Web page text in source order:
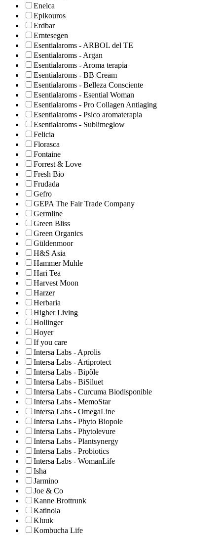
Enelca
Epikouros
Erdbar
Erntesegen
Esentialaroms - ARBOL del TE
Esentialaroms - Argan
Esentialaroms - Aroma terapia
Esentialaroms - BB Cream
Esentialaroms - Belleza Consciente
Esentialaroms - Esential Woman
Esentialaroms - Pro Collagen Antiaging
Esentialaroms - Psico aromaterapia
Esentialaroms - Sublimeglow
Felicia
Florasca
Fontaine
Forrest & Love
Fresh Bio
Frudada
Gefro
GEPA The Fair Trade Company
Germline
Green Bliss
Green Organics
Güldenmoor
H&S Asia
Hammer Muhle
Hari Tea
Harvest Moon
Harzer
Herbaria
Higher Living
Hollinger
Hoyer
If you care
Intersa Labs - Aprolis
Intersa Labs - Artiprotect
Intersa Labs - Bipôle
Intersa Labs - BiSiluet
Intersa Labs - Curcuma Biodisponible
Intersa Labs - MemoStar
Intersa Labs - OmegaLine
Intersa Labs - Phyto Biopole
Intersa Labs - Phytolevure
Intersa Labs - Plantsynergy
Intersa Labs - Probiotics
Intersa Labs - WomanLife
Isha
Jarmino
Joe & Co
Kanne Brottrunk
Katinola
Kluuk
Kombucha Life